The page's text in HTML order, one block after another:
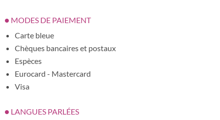
MODES DE PAIEMENT
Carte bleue
Chèques bancaires et postaux
Espèces
Eurocard - Mastercard
Visa
LANGUES PARLÉES